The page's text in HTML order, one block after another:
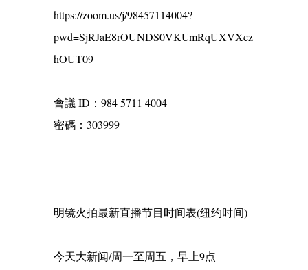
https://zoom.us/j/98457114004?
pwd=SjRJaE8rOUNDS0VKUmRqUXVXcz
hOUT09
會議 ID：984 5711 4004
密碼：303999
明镜火拍最新直播节目时间表(纽约时间)
今天大新闻/周一至周五，早上9点